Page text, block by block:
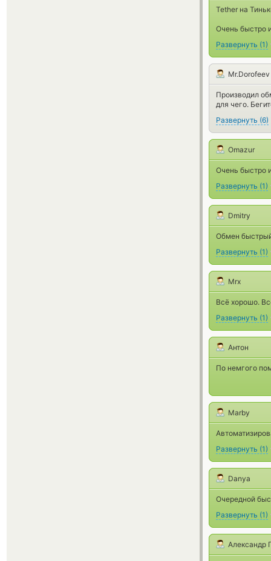
Tether на
Очень быстро
Развернуть (1)
Mr.Dorofeev
Производил
для чего.
Развернуть (6)
Omazur
Очень быстро
Развернуть (1)
Dmitry
Обмен
Развернуть (1)
Mrx
Всё хорошо.
Развернуть (1)
Антон
По немгого
Marby
Развернуть (1)
Danya
Очередной
Развернуть (1)
Александр